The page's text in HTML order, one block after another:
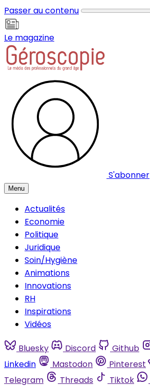
Passer au contenu
Le magazine
S'abonner
Menu
Actualités
Economie
Politique
Juridique
Soin/Hygiène
Animations
Innovations
RH
Inspirations
Vidéos
Bluesky Discord Github
Linkedin
Mastodon Pinterest
Telegram
Threads Tiktok
Panneau de gestion des cookies